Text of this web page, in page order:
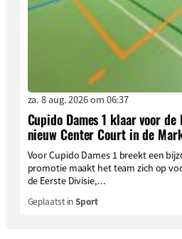
za. 8 aug. 2026 om 06:37
Cupido Dames 1 klaar voor de
nieuw Center Court in de
Voor Cupido Dames 1 breekt een
promotie maakt het team zich op
de Eerste Divisie,...
Geplaatst inSport